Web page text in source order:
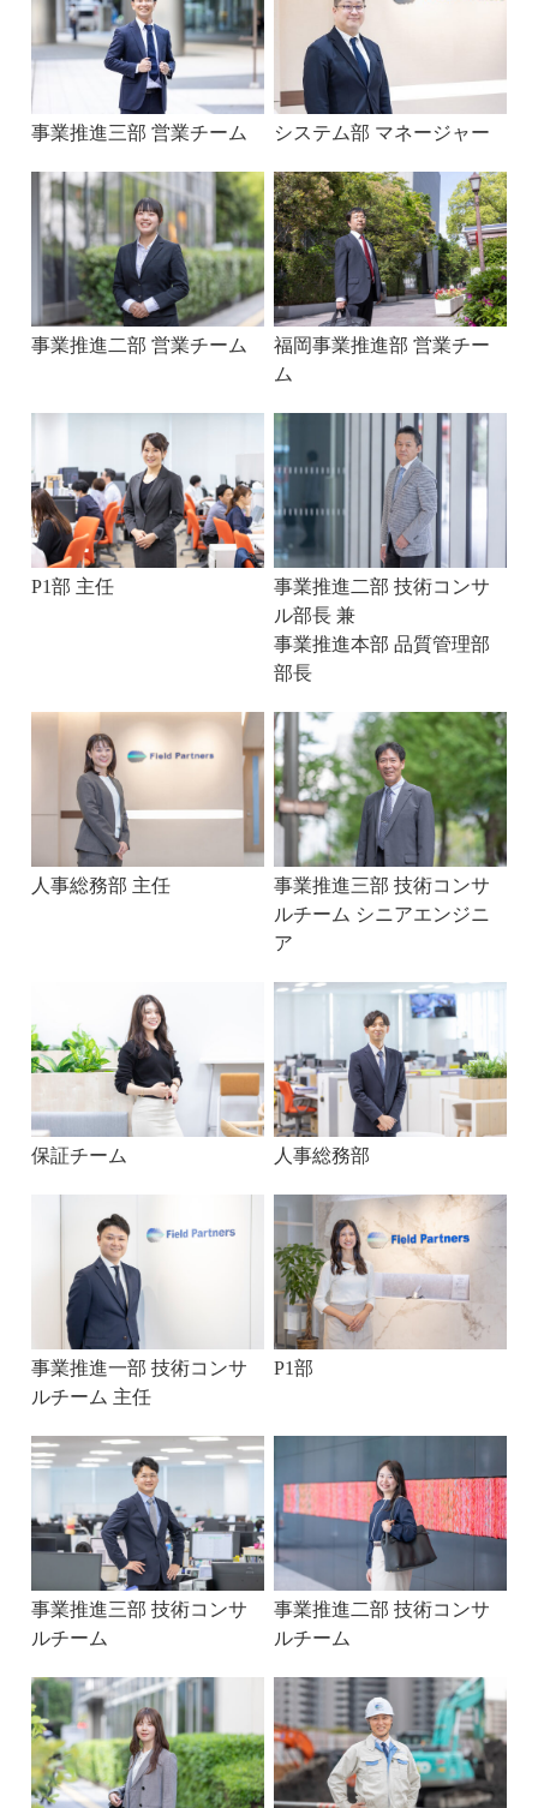
事業推進三部 営業チーム システム部 マネージャー
事業推進二部 営業チーム
福岡事業推進部 営業チー
ム
P1部 主任
事業推進二部 技術コンサ
ル部長 兼
事業推進本部 品質管理部
部長
人事総務部 主任
事業推進三部 技術コンサ
ルチーム シニアエンジニ
ア
保証チーム 人事総務部
事業推進一部 技術コンサ
ルチーム 主任
P1部
事業推進三部 技術コンサ
ルチーム
事業推進二部 技術コンサ
ルチーム